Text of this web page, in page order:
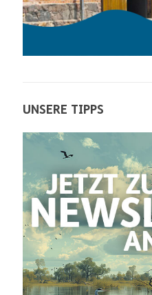
UNSERE TIPPS